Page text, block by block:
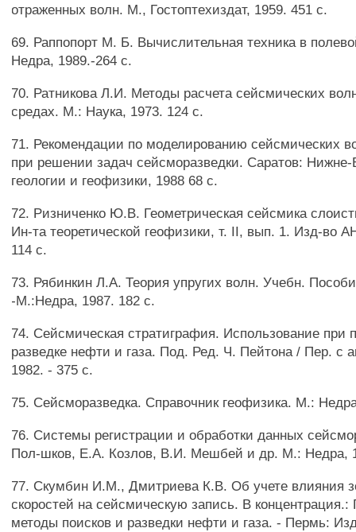
отраженных волн. М., Гостоптехиздат, 1959. 451 с.
69. Раппопорт М. Б. Вычислительная техника в
Недра, 1989.-264 с.
70. Ратникова Л.И. Методы расчета сейсмических
средах. М.: Наука, 1973. 124 с.
71. Рекомендации по моделированию сейсмических
при решении задач сейсморазведки. Саратов:
геологии и геофизики, 1988 68 с.
72. Ризниченко Ю.В. Геометрическая сейсмика
Ин-та теоретической геофизики, т. II, вып. 1. Изд-во
114 с.
73. Рябинкин Л.А. Теория упругих волн. Учебн.
-М.:Недра, 1987. 182 с.
74. Сейсмическая стратиграфия. Использование при
разведке нефти и газа. Под. Ред. Ч. Пейтона / Пер. с
1982. - 375 с.
75. Сейсморазведка. Справочник геофизика. М.:
76. Системы регистрации и обработки данных
Пол-шков, Е.А. Козлов, В.И. Мешбей и др. М.: Недра,
77. Скумбин И.М., Дмитриева К.В. Об учете влияния
скоростей на сейсмическую запись. В концентрация.:
методы поисков и разведки нефти и газа. - Пермь: